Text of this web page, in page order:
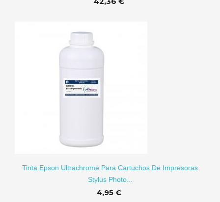
Tinta Epson Ultrachrome Para Cartuchos De Impresoras
Stylus Photo...
4,95 €